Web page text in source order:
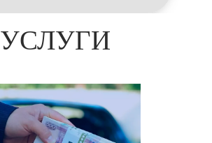
УСЛУГИ